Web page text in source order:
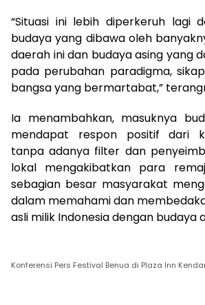
“Situasi ini lebih diperkeruh lagi
budaya yang dibawa oleh
daerah ini dan budaya asing yang
pada perubahan paradigma,
bangsa yang bermartabat,”
Ia menambahkan, masuknya
mendapat respon positif dari
tanpa adanya filter dan
lokal mengakibatkan para
sebagian besar masyarakat
dalam memahami dan
asli milik Indonesia dengan budaya
Konferensi Pers Festival Benua di Plaza Inn